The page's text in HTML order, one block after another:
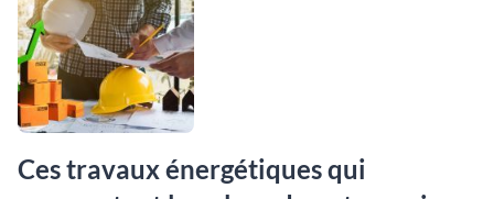
Ces travaux énergétiques qui